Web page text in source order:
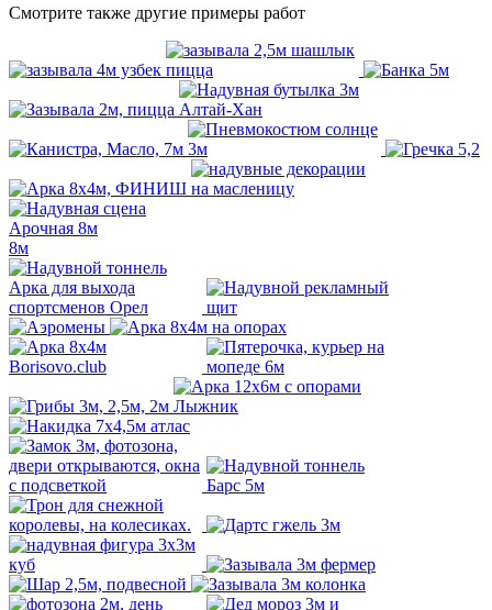
Смотрите также другие примеры работ
8м